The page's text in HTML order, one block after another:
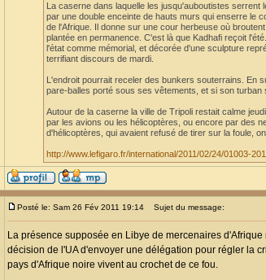
La caserne dans laquelle les jusqu'auboutistes
par une double enceinte de hauts murs qui enserre le
de l'Afrique. Il donne sur une cour herbeuse où
plantée en permanence. C'est là que Kadhafi reçoit
l'état comme mémorial, et décorée d'une sculpture
terrifiant discours de mardi.
L'endroit pourrait receler des bunkers souterrains. En
pare-balles porté sous ses vêtements, et si son turban
Autour de la caserne la ville de Tripoli restait calme
par les avions ou les hélicoptères, ou encore par des
d'hélicoptères, qui avaient refusé de tirer sur la foule,
http://www.lefigaro.fr/international/2011/02/24/01003-
Posté le: Sam 26 Fév 2011 19:14 Sujet du message:
La présence supposée en Libye de mercenaires
décision de l'UA d'envoyer une délégation pour régler la
pays d'Afrique noire vivent au crochet de ce fou.